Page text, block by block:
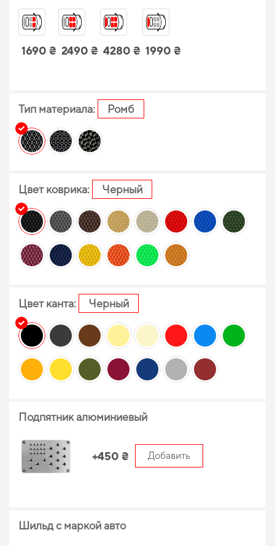
1690 ₴ 2490 ₴ 4280 ₴ 1990 ₴
Тип материала: Ромб
Цвет коврика: Черный
Цвет канта: Черный
Подпятник алюминиевый
+450 ₴ Добавить
Шильд с маркой авто